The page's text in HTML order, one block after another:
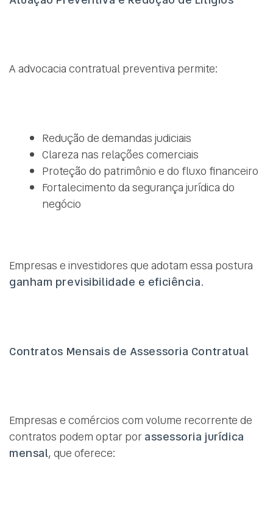
A advocacia contratual preventiva permite:
Redução de demandas judiciais
Clareza nas relações comerciais
Proteção do patrimônio e do fluxo financeiro
Fortalecimento da segurança jurídica do
negócio
Empresas e investidores que adotam essa postura
ganham previsibilidade e eficiência.
Contratos Mensais de Assessoria Contratual
Empresas e comércios com volume recorrente de
contratos podem optar porassessoria jurídica
mensal, que oferece: